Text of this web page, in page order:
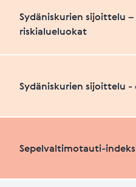
Sydäniskurien sijoittelu –
riskialueluokat
Sydäniskurien sijoittelu -
Sepelvaltimotauti-